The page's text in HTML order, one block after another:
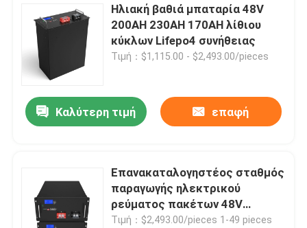
Ηλιακή βαθιά μπαταρία 48V
200AH 230AH 170AH λίθιου
κύκλων Lifepo4 συνήθειας
Τιμή：$1,115.00 - $2,493.00/pieces
Καλύτερη τιμή επαφή
Επανακαταλογηστέος σταθμός
παραγωγής ηλεκτρικού
ρεύματος πακέτων 48V
μπαταριών λίθιου ηλιακής
Τιμή：$2,493.00/pieces 1-49 pieces